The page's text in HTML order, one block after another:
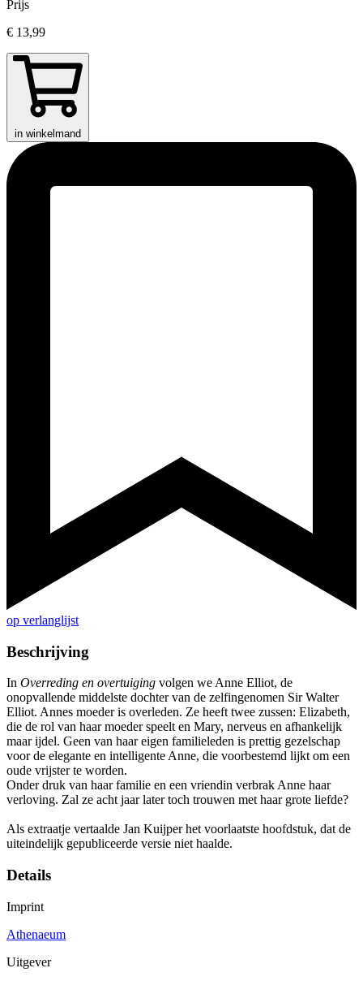
Prijs
€ 13,99
in winkelmand
op verlanglijst
Beschrijving
In Overreding en overtuiging volgen we Anne Elliot, de
onopvallende middelste dochter van de zelfingenomen Sir Walter
Elliot. Annes moeder is overleden. Ze heeft twee zussen: Elizabeth,
die de rol van haar moeder speelt en Mary, nerveus en afhankelijk
maar ijdel. Geen van haar eigen familieleden is prettig gezelschap
voor de elegante en intelligente Anne, die voorbestemd lijkt om een
oude vrijster te worden.
Onder druk van haar familie en een vriendin verbrak Anne haar
verloving. Zal ze acht jaar later toch trouwen met haar grote liefde?
Als extraatje vertaalde Jan Kuijper het voorlaatste hoofdstuk, dat de
uiteindelijk gepubliceerde versie niet haalde.
Details
Imprint
Athenaeum
Uitgever